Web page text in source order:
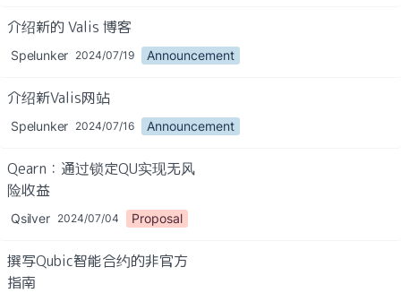
介绍新的 Valis 博客
Spelunker 2024/07/19 Announcement
介绍新Valis网站
Spelunker 2024/07/16 Announcement
Qearn：通过锁定QU实现无风
险收益
Qsilver 2024/07/04 Proposal
撰写Qubic智能合约的非官方
指南